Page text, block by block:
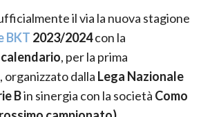
il via la nuova stagione
BKT 2023/2024con la
calendario, per la prima
, organizzato dalla Lega Nazionale
Bin sinergia con la società Como